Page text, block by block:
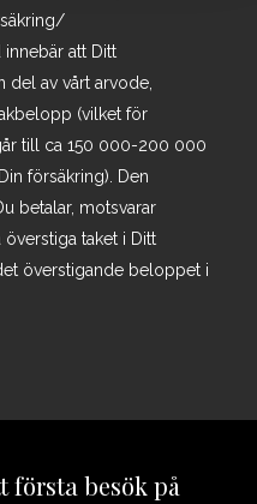
att Ditt
av vårt arvode,
(vilket för
till ca 150 000-200 000
försäkring). Den
betalar, motsvarar
taket i Ditt
överstigande beloppet i
första besök på